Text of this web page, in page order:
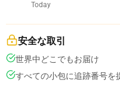
Today
安全な取引
世界中どこでもお届け
すべての小包に追跡番号を